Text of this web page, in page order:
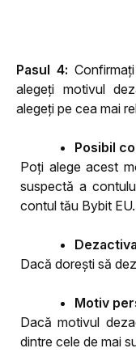
Pasul 4:
alegeți motivul
alegeți pe cea mai
Posibil
Poți alege acest
suspectă a
contul tău Bybit EU.
Dacă dorești să
Motiv
Dacă motivul
dintre cele de mai